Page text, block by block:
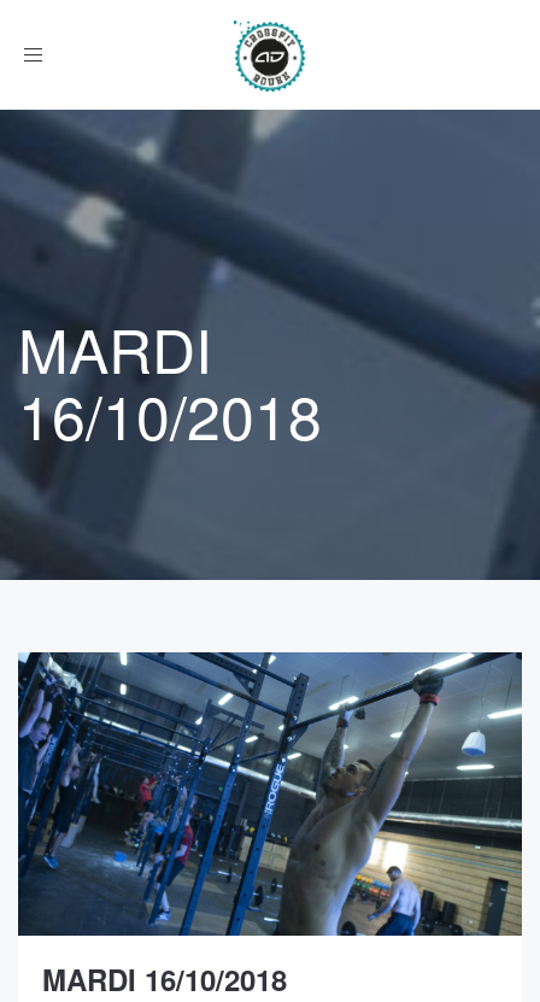
Afficher
MARDI
16/10/2018
MARDI 16/10/2018